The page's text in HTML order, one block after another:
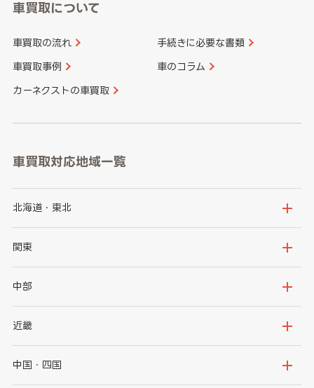
車買取について
車買取の流れ 手続きに必要な書類
車買取事例 車のコラム
カーネクストの車買取
車買取対応地域一覧
北海道・東北
北海道
岩手県
秋田県
関東
茨城県
群馬県
千葉県
中部
新潟県
石川県
近畿
大阪府
中国・四国